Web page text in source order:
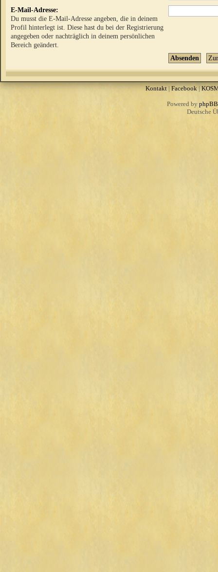
E-Mail-Adresse:
Du musst die E-Mail-Adresse angeben, die in deinem
Profil hinterlegt ist. Diese hast du bei der Registrierung
angegeben oder nachträglich in deinem persönlichen
Bereich geändert.
Kontakt| Facebook |
Powered by phpBB
Deutsche